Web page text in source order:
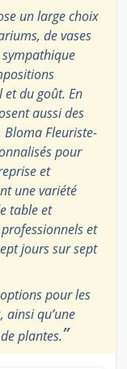
un large choix
de vases
sympathique
du goût. En
aussi des
Bloma Fleuriste-
pour
et
une variété
table et
et
jours sur sept
pour les
ainsi qu’une
plantes.”